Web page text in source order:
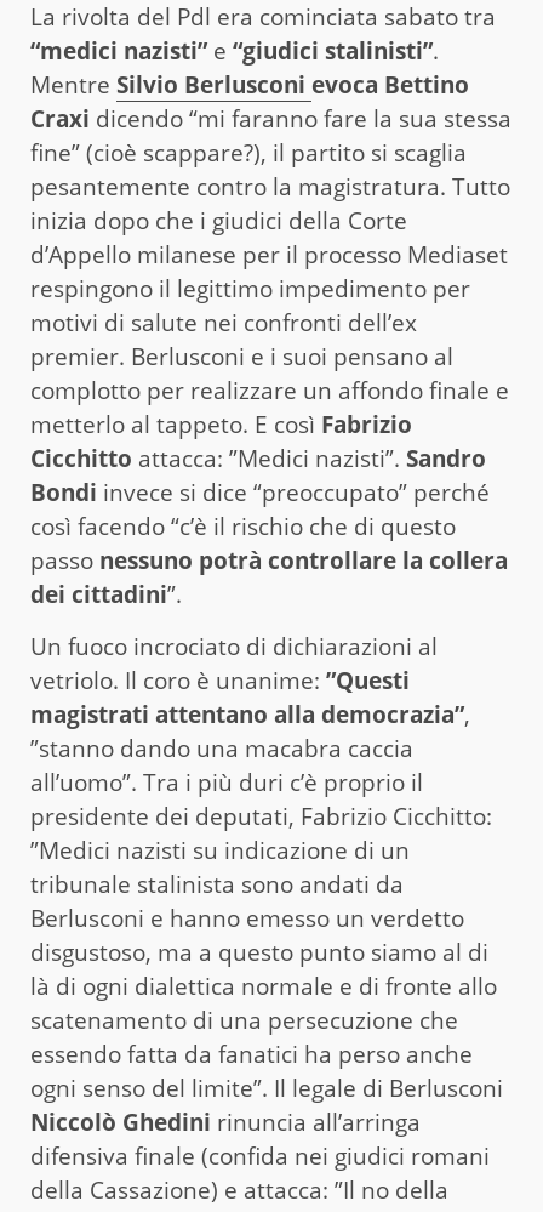
La rivolta del Pdl era cominciata sabato tra
“medici nazisti” e “giudici stalinisti”.
Mentre Silvio Berlusconi evoca Bettino
Craxi dicendo “mi faranno fare la sua stessa
fine” (cioè scappare?), il partito si scaglia
pesantemente contro la magistratura. Tutto
inizia dopo che i giudici della Corte
d’Appello milanese per il processo Mediaset
respingono il legittimo impedimento per
motivi di salute nei confronti dell’ex
premier. Berlusconi e i suoi pensano al
complotto per realizzare un affondo finale e
metterlo al tappeto. E così Fabrizio
Cicchitto attacca: ”Medici nazisti”. Sandro
Bondi invece si dice “preoccupato” perché
così facendo “c’è il rischio che di questo
passo nessuno potrà controllare la collera
dei cittadini”.
Un fuoco incrociato di dichiarazioni al
vetriolo. Il coro è unanime: ”Questi
magistrati attentano alla democrazia”,
”stanno dando una macabra caccia
all’uomo”. Tra i più duri c’è proprio il
presidente dei deputati, Fabrizio Cicchitto:
”Medici nazisti su indicazione di un
tribunale stalinista sono andati da
Berlusconi e hanno emesso un verdetto
disgustoso, ma a questo punto siamo al di
là di ogni dialettica normale e di fronte allo
scatenamento di una persecuzione che
essendo fatta da fanatici ha perso anche
ogni senso del limite”. Il legale di Berlusconi
Niccolò Ghedini rinuncia all’arringa
difensiva finale (confida nei giudici romani
della Cassazione) e attacca: ”Il no della